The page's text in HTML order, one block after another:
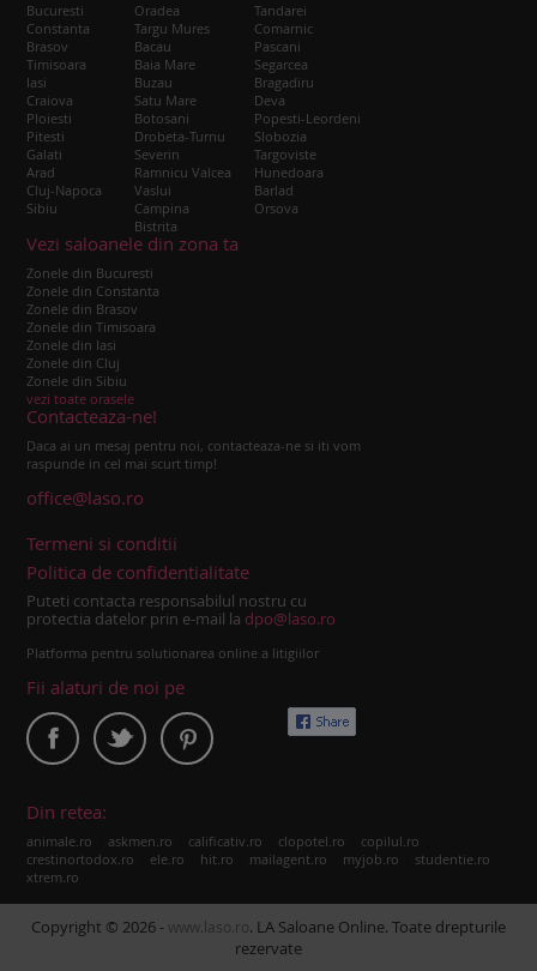
Bucuresti
Constanta
Brasov
Timisoara
Iasi
Craiova
Ploiesti
Pitesti
Galati
Arad
Cluj-Napoca
Sibiu
Oradea
Targu Mures
Bacau
Baia Mare
Buzau
Satu Mare
Botosani
Drobeta-Turnu
Severin
Ramnicu Valcea
Vaslui
Campina
Bistrita
Tandarei
Comarnic
Pascani
Segarcea
Bragadiru
Deva
Popesti-Leordeni
Slobozia
Targoviste
Hunedoara
Barlad
Orsova
Vezi saloanele din zona ta
Zonele din Bucuresti
Zonele din Constanta
Zonele din Brasov
Zonele din Timisoara
Zonele din Iasi
Zonele din Cluj
Zonele din Sibiu
vezi toate orasele
Contacteaza-ne!
Daca ai un mesaj pentru noi, contacteaza-ne si iti vom
raspunde in cel mai scurt timp!
office@laso.ro
Termeni si conditii
Politica de confidentialitate
Puteti contacta responsabilul nostru cu
protectia datelor prin e-mail la dpo@laso.ro
Platforma pentru solutionarea online a litigiilor
Fii alaturi de noi pe
Din retea:
animale.ro askmen.ro calificativ.ro clopotel.ro copilul.ro
crestinortodox.ro ele.ro hit.ro mailagent.ro myjob.ro studentie.ro
xtrem.ro
Copyright © 2026 - www.laso.ro. LA Saloane Online. Toate drepturile
rezervate